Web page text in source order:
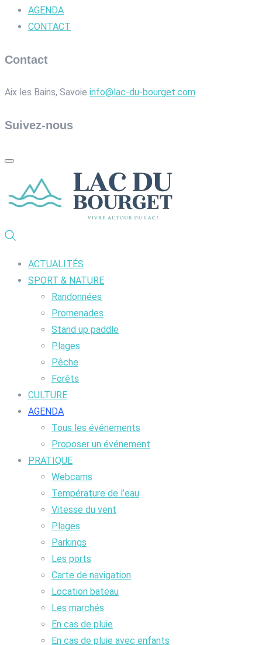
AGENDA
CONTACT
Contact
Aix les Bains, Savoie info@lac-du-bourget.com
Suivez-nous
ACTUALITÉS
SPORT & NATURE
Randonnées
Promenades
Stand up paddle
Plages
Pêche
Forêts
CULTURE
AGENDA
Tous les événements
Proposer un événement
PRATIQUE
Webcams
Température de l’eau
Vitesse du vent
Plages
Parkings
Les ports
Carte de navigation
Location bateau
Les marchés
En cas de pluie
En cas de pluie avec enfants